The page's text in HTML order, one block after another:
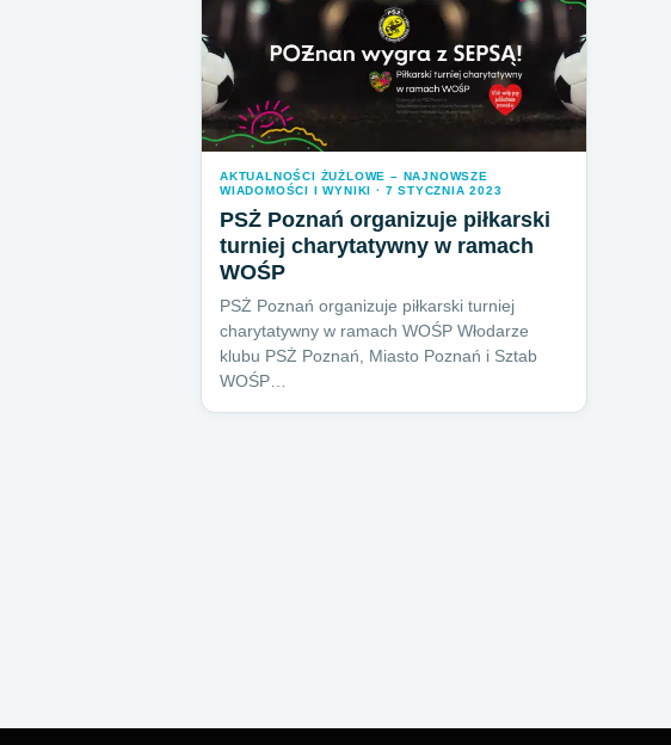
AKTUALNOŚCI ŻUŻLOWE – NAJNOWSZE
WIADOMOŚCI I WYNIKI · 7 STYCZNIA 2023
PSŻ Poznań organizuje piłkarski
turniej charytatywny w ramach
WOŚP
PSŻ Poznań organizuje piłkarski turniej
charytatywny w ramach WOŚP Włodarze
klubu PSŻ Poznań, Miasto Poznań i Sztab
WOŚP…